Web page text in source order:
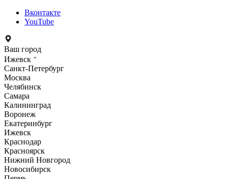
Вконтакте
YouTube
Ваш город
Ижевск
Санкт-Петербург
Москва
Челябинск
Самара
Калининград
Воронеж
Екатеринбург
Ижевск
Краснодар
Красноярск
Нижний Новгород
Новосибирск